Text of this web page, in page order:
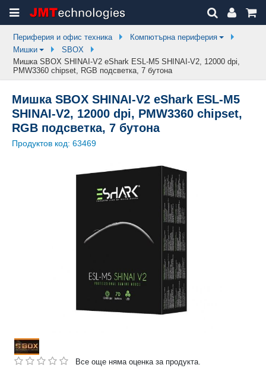
Периферия и офис техника
Компютърна периферия
Мишки
SBOX
Мишка SBOX SHINAI-V2 eShark ESL-M5 SHINAI-V2, 12000 dpi,
PMW3360 chipset, RGB подсветка, 7 бутона
Мишка SBOX SHINAI-V2 eShark ESL-M5
SHINAI-V2, 12000 dpi, PMW3360 chipset,
RGB подсветка, 7 бутона
Продуктов код: 63469
Все още няма оценка за продукта.